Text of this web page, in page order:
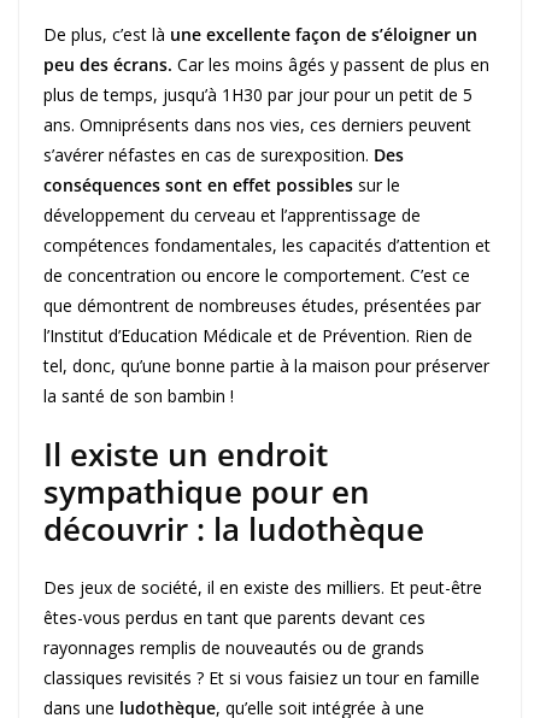
De plus, c’est là une excellente façon de s’éloigner un
peu des écrans. Car les moins âgés y passent de plus en
plus de temps, jusqu’à 1H30 par jour pour un petit de 5
ans. Omniprésents dans nos vies, ces derniers peuvent
s’avérer néfastes en cas de surexposition. Des
conséquences sont en effet possibles sur le
développement du cerveau et l’apprentissage de
compétences fondamentales, les capacités d’attention et
de concentration ou encore le comportement. C’est ce
que démontrent de nombreuses études, présentées par
l’Institut d’Education Médicale et de Prévention. Rien de
tel, donc, qu’une bonne partie à la maison pour préserver
la santé de son bambin !
Il existe un endroit
sympathique pour en
découvrir : la ludothèque
Des jeux de société, il en existe des milliers. Et peut-être
êtes-vous perdus en tant que parents devant ces
rayonnages remplis de nouveautés ou de grands
classiques revisités ? Et si vous faisiez un tour en famille
dans une ludothèque, qu’elle soit intégrée à une